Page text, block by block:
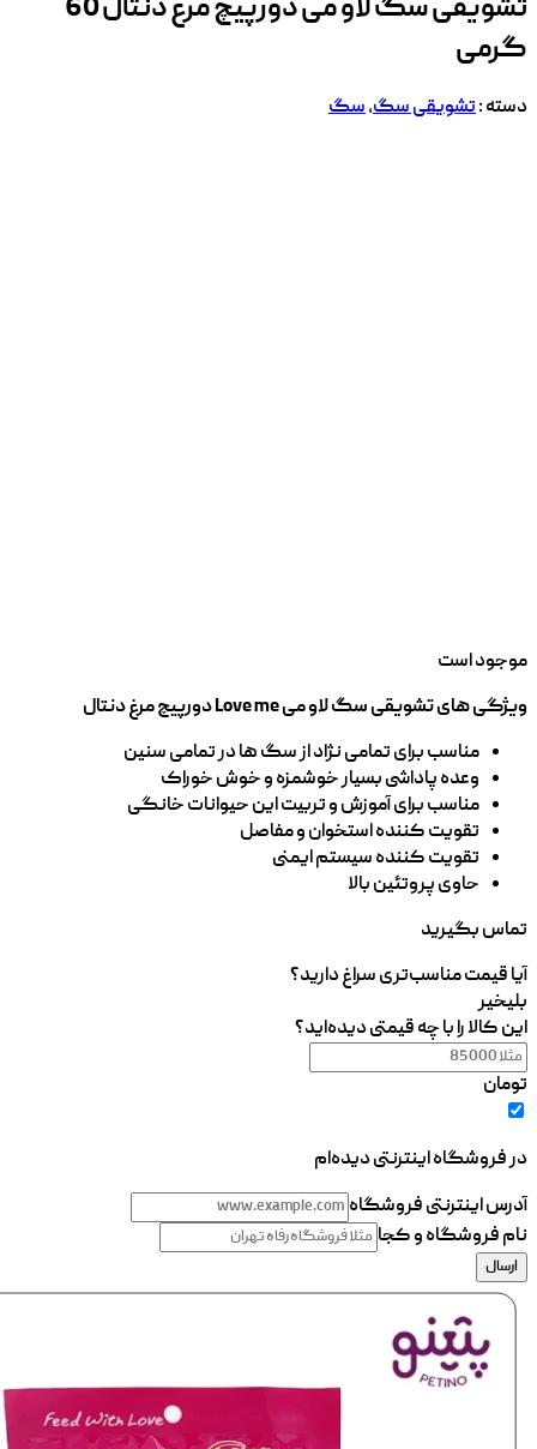
تشویقی سگ لاو می دورپیچ مرغ دنتال 60
گرمی
دسته :تشویقی سگ,سگ
موجود است
ویژگی های تشویقی سگ لاو می Love me دورپیچ مرغ دنتال
مناسب برای تمامی نژاد از سگ ها در تمامی سنین
وعده پاداشی بسیار خوشمزه و خوش خوراک
مناسب برای آموزش و تربیت این حیوانات خانگی
تقویت کننده استخوان و مفاصل
تقویت کننده سیستم ایمنی
حاوی پروتئین بالا
تماس بگیرید
آیا قیمت مناسب‌تری سراغ دارید؟
بلیخیر
این کالا را با چه قیمتی دیده‌اید؟
تومان
در فروشگاه اینترنتی دیده‌ام
آدرس اینترنتی فروشگاه
نام فروشگاه و کجا